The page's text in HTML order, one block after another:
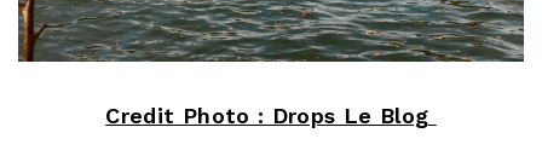
Credit Photo : Drops Le Blog